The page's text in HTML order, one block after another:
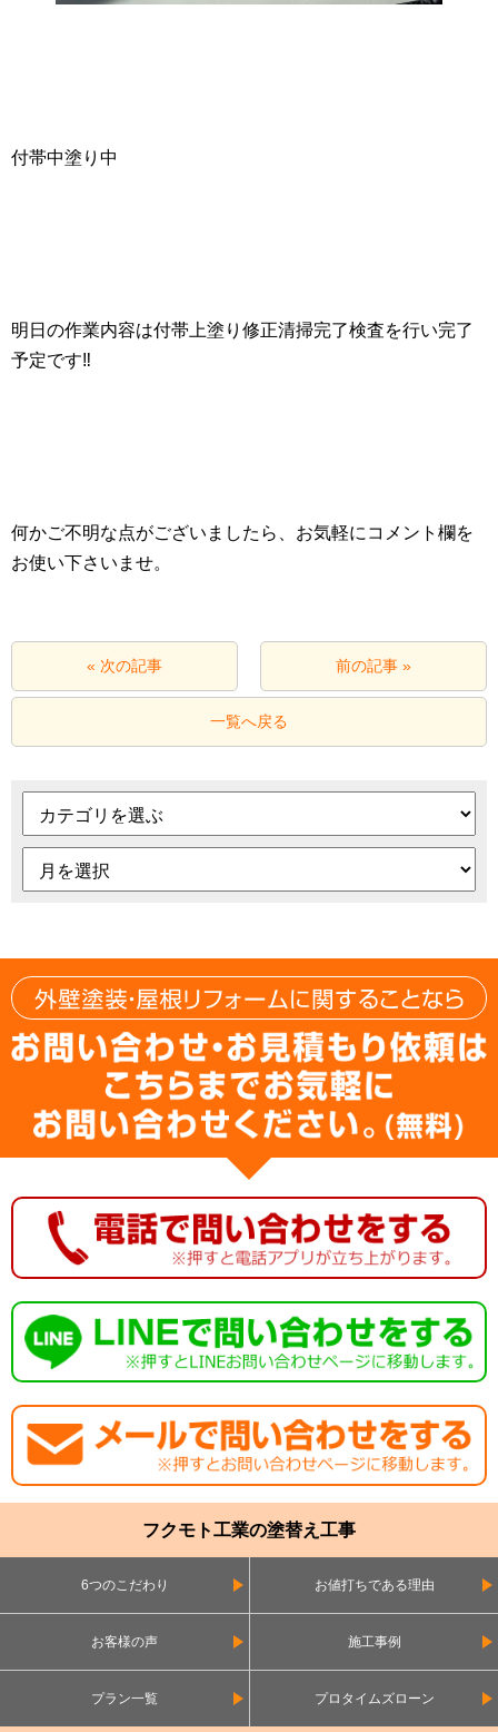
付帯中塗り中
明日の作業内容は付帯上塗り修正清掃完了検査を行い完了
予定です‼️
何かご不明な点がございましたら、お気軽にコメント欄を
お使い下さいませ。
« 次の記事 前の記事 »
一覧へ戻る
フクモト工業の塗替え工事
6つのこだわり お値打ちである理由
お客様の声 施工事例
プラン一覧 プロタイムズローン